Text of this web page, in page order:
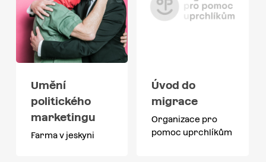
Umění
politického
marketingu
Farma v jeskyni
Úvod do
migrace
Organizace pro
pomoc uprchlíkům